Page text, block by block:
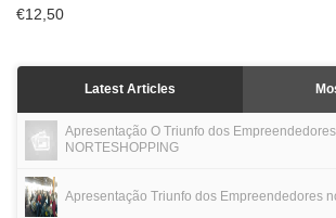
€12,50
Latest Articles
Apresentação O Triunfo dos
NORTESHOPPING
Apresentação Triunfo dos Empreendedores